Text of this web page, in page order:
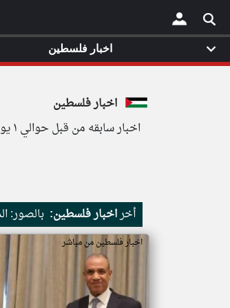
×
اخبار فلسطين
اخبار سابقه من قبل حوالي ١ يوم
أخراخبار فلسطين: بالصور: الدفاع
اخبار فلسطين من مباشر
اخبار فلسطين